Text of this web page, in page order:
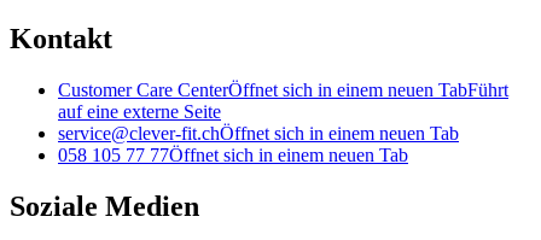
Kontakt
Customer Care CenterÖffnet sich in einem neuen TabFührt
auf eine externe Seite
service@clever-fit.chÖffnet sich in einem neuen Tab
058 105 77 77Öffnet sich in einem neuen Tab
Soziale Medien